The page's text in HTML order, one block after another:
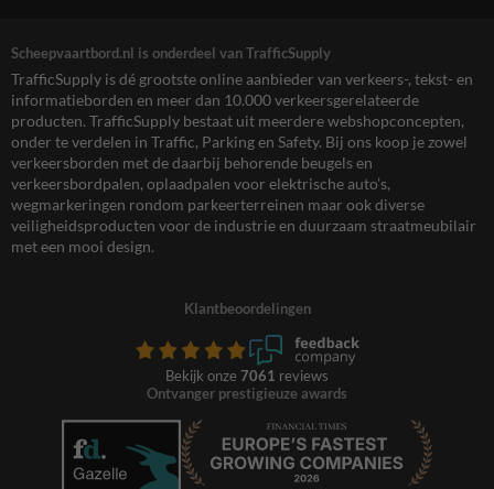
Scheepvaartbord.nl is onderdeel van TrafficSupply
TrafficSupply is dé grootste online aanbieder van verkeers-, tekst- en
informatieborden en meer dan 10.000 verkeersgerelateerde
producten. TrafficSupply bestaat uit meerdere webshopconcepten,
onder te verdelen in Traffic, Parking en Safety. Bij ons koop je zowel
verkeersborden met de daarbij behorende beugels en
verkeersbordpalen, oplaadpalen voor elektrische auto’s,
wegmarkeringen rondom parkeerterreinen maar ook diverse
veiligheidsproducten voor de industrie en duurzaam straatmeubilair
met een mooi design.
Klantbeoordelingen
Bekijk onze 7061 reviews
Ontvanger prestigieuze awards